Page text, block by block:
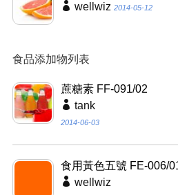
wellwiz 2014-05-12
食品添加物列表
蔗糖素 FF-091/02
tank
2014-06-03
食用黃色五號 FE-006/
wellwiz